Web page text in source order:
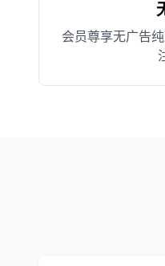
会员尊享无广告